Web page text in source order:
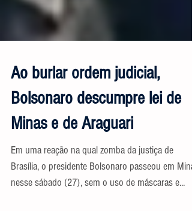
Ao burlar ordem judicial,
Bolsonaro descumpre lei de
Minas e de Araguari